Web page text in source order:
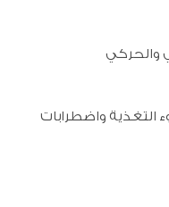
والحركي
التغذية واضطرابات